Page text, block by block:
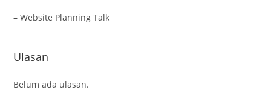
– Website Planning Talk
Ulasan
Belum ada ulasan.